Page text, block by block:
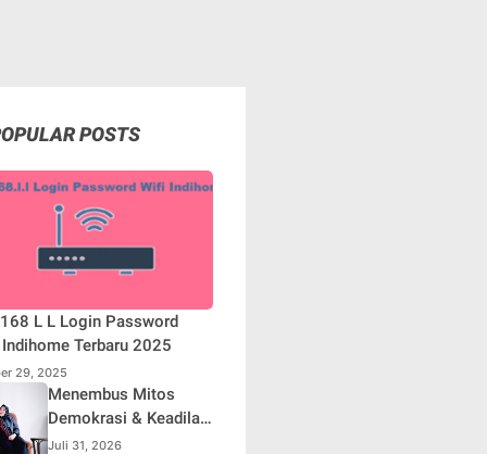
POSTS
L L Login Password
Terbaru 2025
29, 2025
Menembus Mitos
Demokrasi & Keadilan
Sosial: Adv. Fara
Juli 31, 2026